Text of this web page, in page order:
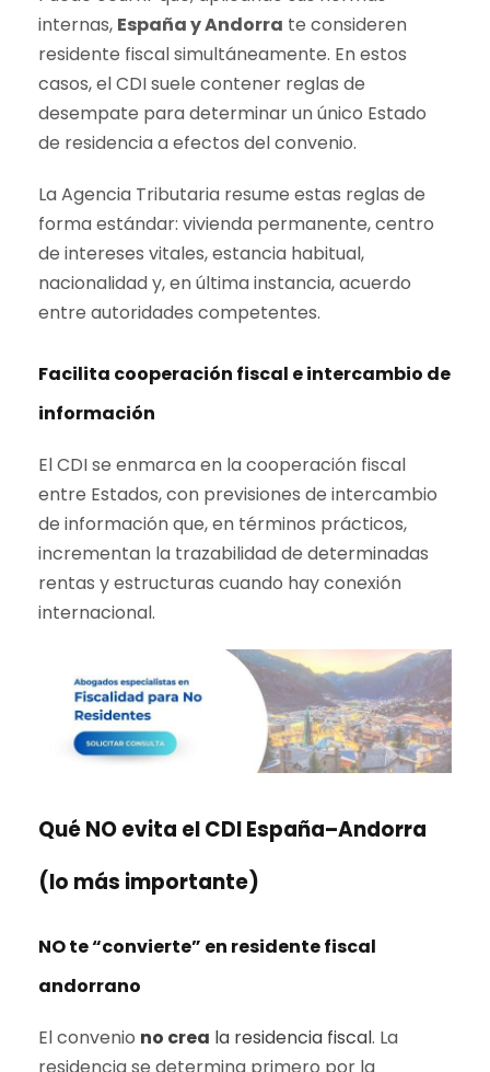
internas, España y Andorra te consideren
residente fiscal simultáneamente. En estos
casos, el CDI suele contener reglas de
desempate para determinar un único Estado
de residencia a efectos del convenio.
La Agencia Tributaria resume estas reglas de
forma estándar: vivienda permanente, centro
de intereses vitales, estancia habitual,
nacionalidad y, en última instancia, acuerdo
entre autoridades competentes.
Facilita cooperación fiscal e intercambio de
información
El CDI se enmarca en la cooperación fiscal
entre Estados, con previsiones de intercambio
de información que, en términos prácticos,
incrementan la trazabilidad de determinadas
rentas y estructuras cuando hay conexión
internacional.
Qué NO evita el CDI España–Andorra
(lo más importante)
NO te “convierte” en residente fiscal
andorrano
El convenio no crea la residencia fiscal. La